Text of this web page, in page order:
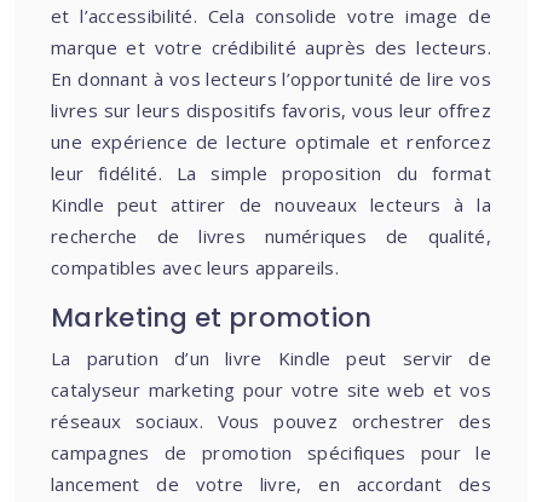
et l’accessibilité. Cela consolide votre image de
marque et votre crédibilité auprès des lecteurs.
En donnant à vos lecteurs l’opportunité de lire vos
livres sur leurs dispositifs favoris, vous leur offrez
une expérience de lecture optimale et renforcez
leur fidélité. La simple proposition du format
Kindle peut attirer de nouveaux lecteurs à la
recherche de livres numériques de qualité,
compatibles avec leurs appareils.
Marketing et promotion
La parution d’un livre Kindle peut servir de
catalyseur marketing pour votre site web et vos
réseaux sociaux. Vous pouvez orchestrer des
campagnes de promotion spécifiques pour le
lancement de votre livre, en accordant des